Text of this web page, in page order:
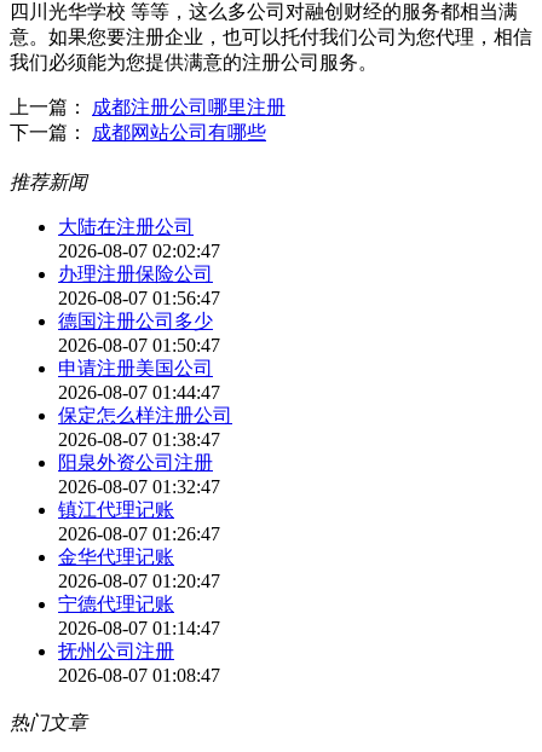
四川光华学校 等等，这么多公司对融创财经的服务都相当满
意。如果您要注册企业，也可以托付我们公司为您代理，相信
我们必须能为您提供满意的注册公司服务。
上一篇：
成都注册公司哪里注册
下一篇：
成都网站公司有哪些
推荐新闻
大陆在注册公司
2026-08-07 02:02:47
办理注册保险公司
2026-08-07 01:56:47
德国注册公司多少
2026-08-07 01:50:47
申请注册美国公司
2026-08-07 01:44:47
保定怎么样注册公司
2026-08-07 01:38:47
阳泉外资公司注册
2026-08-07 01:32:47
镇江代理记账
2026-08-07 01:26:47
金华代理记账
2026-08-07 01:20:47
宁德代理记账
2026-08-07 01:14:47
抚州公司注册
2026-08-07 01:08:47
热门文章